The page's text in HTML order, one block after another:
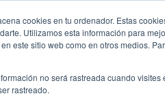
cookies en tu ordenador. Estas
Utilizamos esta información para
este sitio web como en otros medios.
no será rastreada cuando
rastreado.
(y candy bar) para morir de amor